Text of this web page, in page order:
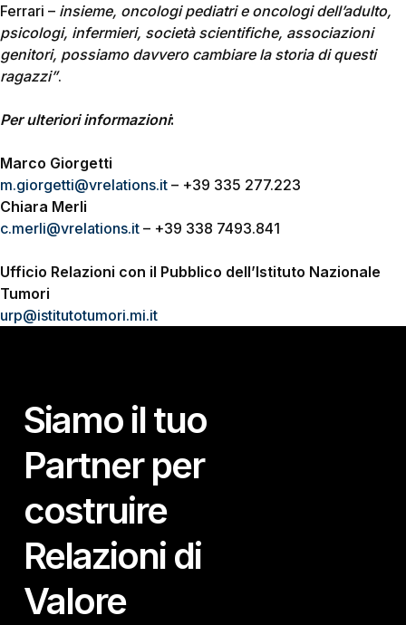
Ferrari – insieme, oncologi pediatri e oncologi dell’adulto,
psicologi, infermieri, società scientifiche, associazioni
genitori, possiamo davvero cambiare la storia di questi
ragazzi”.
Per ulteriori informazioni:
Marco Giorgetti
m.giorgetti@vrelations.it – +39 335 277.223
Chiara Merli
c.merli@vrelations.it – +39 338 7493.841
Ufficio Relazioni con il Pubblico dell’Istituto Nazionale
Tumori
urp@istitutotumori.mi.it
Siamo il tuo
Partner per
costruire
Relazioni di
Valore